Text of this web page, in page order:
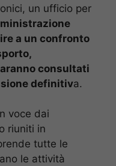
un ufficio per
a un confronto
consultati
definitiva.
voce dai
riuniti in
tutte le
le attività